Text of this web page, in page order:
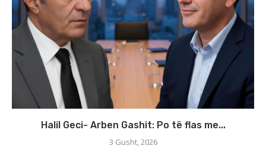
Halil Geci- Arben Gashit: Po të flas me...
3 Gusht, 2026